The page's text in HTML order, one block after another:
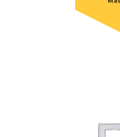
UNCATEGORIZED